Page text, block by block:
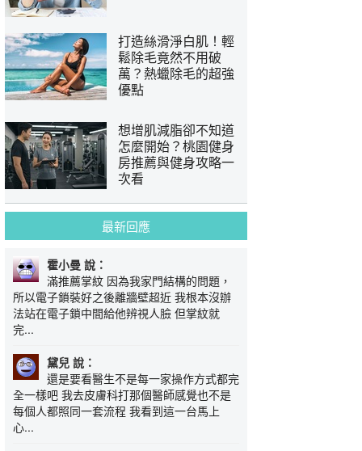
打造絲滑淨白肌！輕
鬆除毛竟然不用破
萬？熱蠟除毛的超強
優點
想增肌減脂卻不知道
怎麼開始？桃園健身
房推薦與健身攻略一
次看
最新回應
霍小曼 說：
滿推薦掌紋 因為我家門結構的問題，
所以電子鎖裝好之後離牆壁超近 我根本沒辦
法站在電子鎖中間給他辨視人臉 但掌紋就
完...
黛兒 說：
還是要看醫生不是每一家操作方式都完
全一樣吧 我去皮膚科打那個醫師感覺也不是
每個人都照同一套流程 我看到這一台馬上
心...